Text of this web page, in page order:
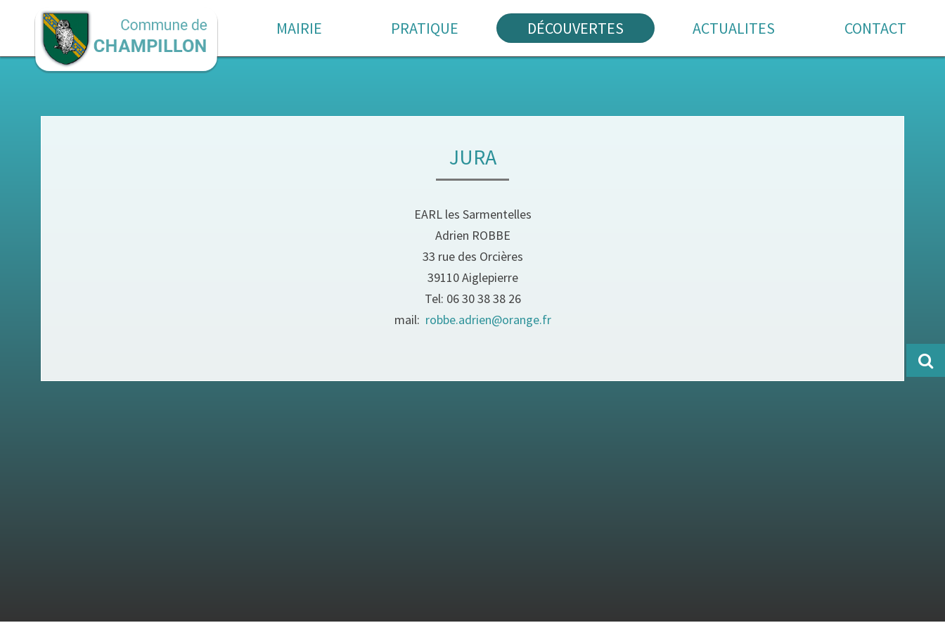
MAIRIE PRATIQUE DÉCOUVERTES ACTUALITES CONTACT
JURA
EARL les Sarmentelles
Adrien ROBBE
33 rue des Orcières
39110 Aiglepierre
Tel: 06 30 38 38 26
mail: robbe.adrien@orange.fr